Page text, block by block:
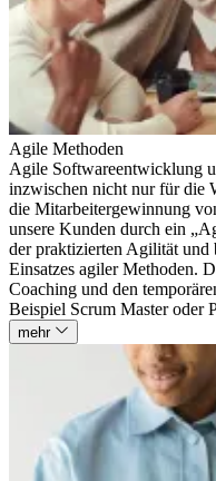
Agile Methoden
Agile Softwareentwicklung
inzwischen nicht nur für die
die Mitarbeitergewinnung
unsere Kunden durch ein
der praktizierten Agilität und
Einsatzes agiler Methoden.
Coaching und den
Beispiel Scrum Master oder
mehr